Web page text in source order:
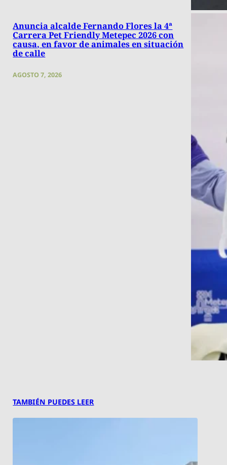
Anuncia alcalde Fernando Flores la 4ª
Carrera Pet Friendly Metepec 2026 con
causa, en favor de animales en situación
de calle
AGOSTO 7, 2026
TAMBIÉN PUEDES LEER